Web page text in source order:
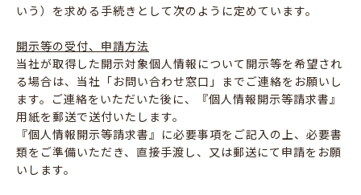
いう）を求める手続きとして次のように定めています。
開示等の受付、申請方法
当社が取得した開示対象個人情報について開示等を希望され
る場合は、当社「お問い合わせ窓口」までご連絡をお願いし
ます。ご連絡をいただいた後に、『個人情報開示等請求書』
用紙を郵送で送付いたします。
『個人情報開示等請求書』に必要事項をご記入の上、必要書
類をご準備いただき、直接手渡し、又は郵送にて申請をお願
いします。